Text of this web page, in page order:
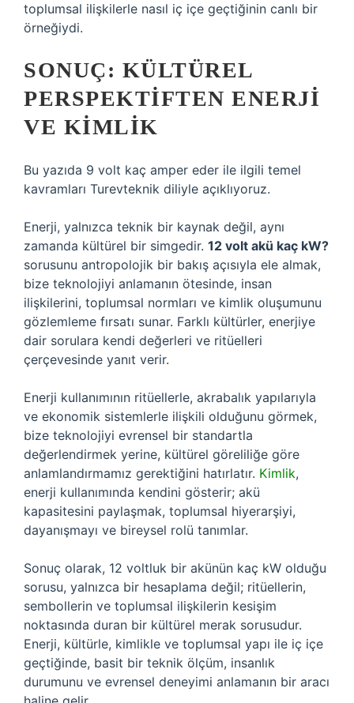
toplumsal ilişkilerle nasıl iç içe geçtiğinin canlı bir
örneğiydi.
SONUÇ: KÜLTÜREL
PERSPEKTIFTEN ENERJI
VE KIMLIK
Bu yazıda 9 volt kaç amper eder ile ilgili temel
kavramları Turevteknik diliyle açıklıyoruz.
Enerji, yalnızca teknik bir kaynak değil, aynı
zamanda kültürel bir simgedir. 12 volt akü kaç kW?
sorusunu antropolojik bir bakış açısıyla ele almak,
bize teknolojiyi anlamanın ötesinde, insan
ilişkilerini, toplumsal normları ve kimlik oluşumunu
gözlemleme fırsatı sunar. Farklı kültürler, enerjiye
dair sorulara kendi değerleri ve ritüelleri
çerçevesinde yanıt verir.
Enerji kullanımının ritüellerle, akrabalık yapılarıyla
ve ekonomik sistemlerle ilişkili olduğunu görmek,
bize teknolojiyi evrensel bir standartla
değerlendirmek yerine, kültürel göreliliğe göre
anlamlandırmamız gerektiğini hatırlatır. Kimlik,
enerji kullanımında kendini gösterir; akü
kapasitesini paylaşmak, toplumsal hiyerarşiyi,
dayanışmayı ve bireysel rolü tanımlar.
Sonuç olarak, 12 voltluk bir akünün kaç kW olduğu
sorusu, yalnızca bir hesaplama değil; ritüellerin,
sembollerin ve toplumsal ilişkilerin kesişim
noktasında duran bir kültürel merak sorusudur.
Enerji, kültürle, kimlikle ve toplumsal yapı ile iç içe
geçtiğinde, basit bir teknik ölçüm, insanlık
durumunu ve evrensel deneyimi anlamanın bir aracı